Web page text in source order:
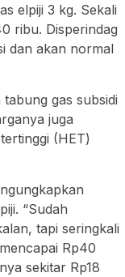
elpiji 3 kg. Sekali
ribu. Disperindag
dan akan normal
gas subsidi
juga
(HET)
“Sudah
tapi seringkali
Rp40
sekitar Rp18